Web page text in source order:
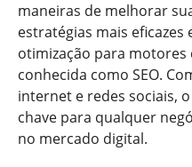
maneiras de melhorar
estratégias mais eficazes
otimização para motores
conhecida como SEO.
internet e redes sociais,
chave para qualquer
no mercado digital.